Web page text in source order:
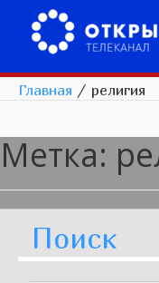
Главная / религия
Метка:
Поиск